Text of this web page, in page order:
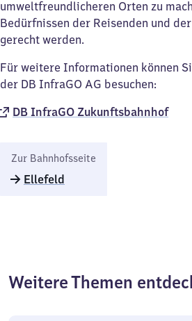
umweltfreundlicheren Orten zu
Bedürfnissen der Reisenden und
gerecht werden.
Für weitere Informationen können
der DB InfraGO AG besuchen:
DB InfraGO Zukunftsbahnhof​
Zur Bahnhofsseite
Ellefeld
Weitere Themen